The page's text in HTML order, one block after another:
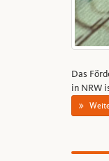
Das
in NRW